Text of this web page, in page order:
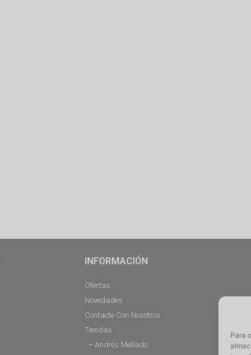
Para
INFORMACIÓN
Ofertas
Novedades
Contacte Con Nosotros
Tiendas
– Andrés Mellado